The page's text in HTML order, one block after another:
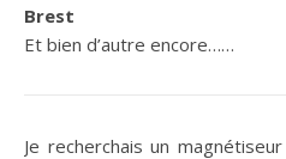
Brest
Et bien d’autre encore……
Je recherchais un